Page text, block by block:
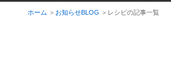
ホーム お知らせBLOG レシピの記事一覧